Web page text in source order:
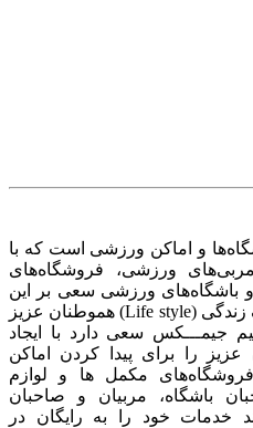
و اماکن ورزشی است که با
ورزشی، فروشگاه‌های
باشگاه‌های ورزشی سعی بر این
دارد تا در راستای بهتر شدن سبک زندگی (Life style) هموطنان عزیز
جیمـــکس سعی دارد با ایجاد
را برای پیدا کردن اماکن
مکمل ها و لوازم
باشگاه‌، مربیان و صاحبان
خدمات خود را به رایگان در